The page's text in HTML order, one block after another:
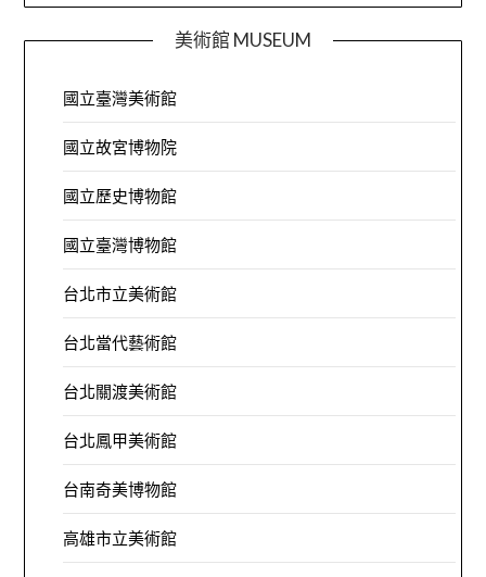
美術館 MUSEUM
國立臺灣美術館
國立故宮博物院
國立歷史博物館
國立臺灣博物館
台北市立美術館
台北當代藝術館
台北關渡美術館
台北鳳甲美術館
台南奇美博物館
高雄市立美術館